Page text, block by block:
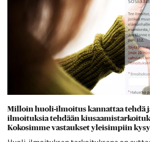
Milloin huoli-ilmoitus kannattaa tehdä
ilmoituksia tehdään
Kokosimme vastaukset yleisimpiin